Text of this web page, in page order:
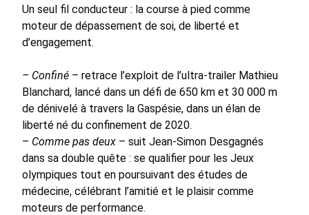
Un seul fil conducteur : la course à pied comme
moteur de dépassement de soi, de liberté et
d’engagement.
– Confiné – retrace l’exploit de l’ultra-trailer Mathieu
Blanchard, lancé dans un défi de 650 km et 30 000 m
de dénivelé à travers la Gaspésie, dans un élan de
liberté né du confinement de 2020.
– Comme pas deux – suit Jean-Simon Desgagnés
dans sa double quête : se qualifier pour les Jeux
olympiques tout en poursuivant des études de
médecine, célébrant l’amitié et le plaisir comme
moteurs de performance.